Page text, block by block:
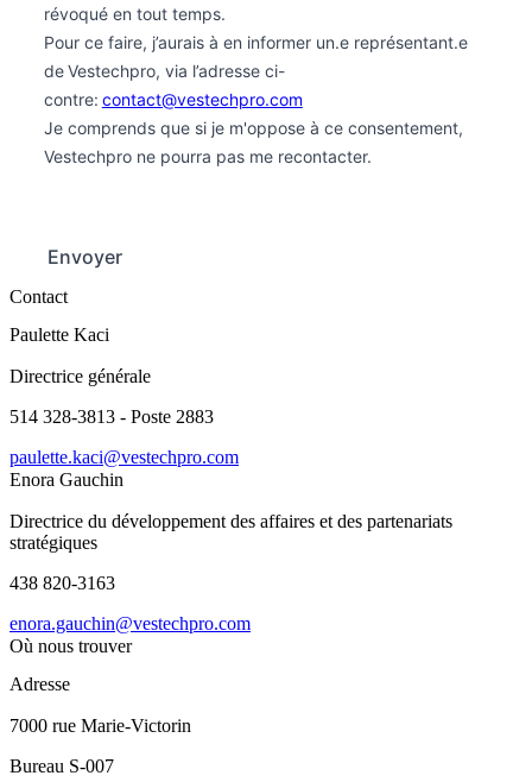
révoqué en tout temps.
Pour ce faire, j’aurais à en informer un.e représentant.e
de Vestechpro, via l’adresse ci-
contre: contact@vestechpro.com
Je comprends que si je m'oppose à ce consentement,
Vestechpro ne pourra pas me recontacter.
Envoyer
Contact
Paulette Kaci
Directrice générale
514 328-3813 - Poste 2883
paulette.kaci@vestechpro.com
Enora Gauchin
Directrice du développement des affaires et des partenariats
stratégiques
438 820-3163
enora.gauchin@vestechpro.com
Où nous trouver
Adresse
7000 rue Marie-Victorin
Bureau S-007